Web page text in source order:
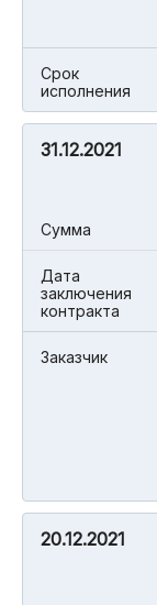
Срок
исполнения
31.12.2021
Cумма
Дата
заключения
контракта
Заказчик
20.12.2021